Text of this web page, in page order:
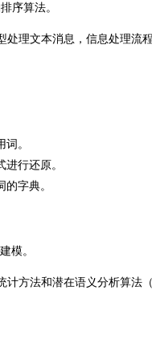
序算法。
理文本消息，信息处理流
。
行还原。
字典。
模。
方法和潜在语义分析算法